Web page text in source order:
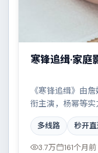
寒锋追缉·家庭
《寒锋追缉》由
衔主演，杨幂等
品。故事主要发
成强烈对撞。影片
适合喜欢深度叙事
多线路 秒开
3.7万 161个月前